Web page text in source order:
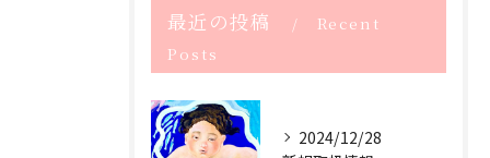
最近の投稿
Recent
Posts
2024/12/28